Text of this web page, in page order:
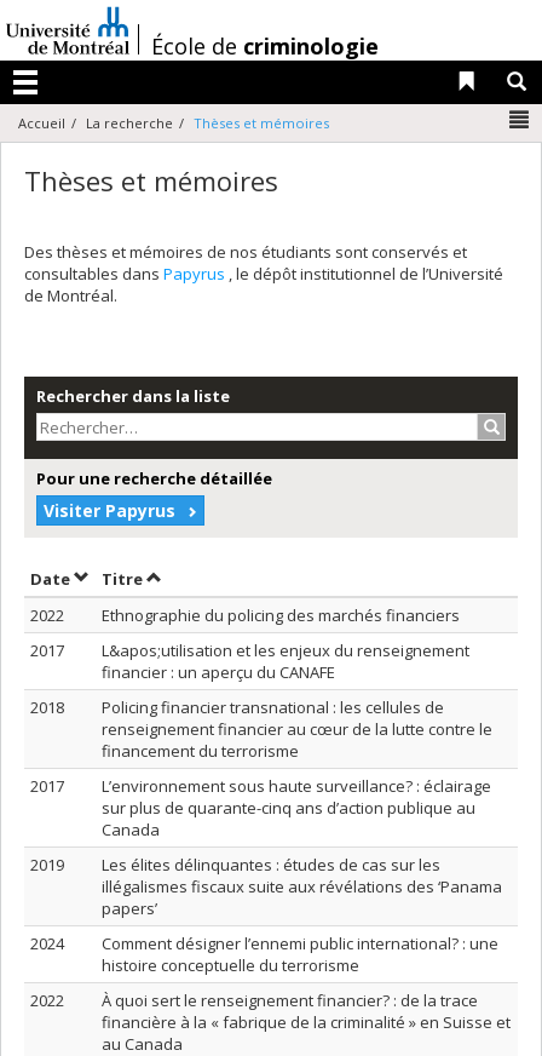
au
contenu
/École de criminologie
Menu
Liens
Accueil La recherche Thèses et mémoires
Thèses et mémoires
Des thèses et mémoires de nos étudiants sont conservés et
consultables dans Papyrus , le dépôt institutionnel de l’Université
de Montréal.
Rechercher dans la liste
Pour une recherche détaillée
Visiter Papyrus
DateTrier par date en ordre croissant
TitreTrier par titre en ordre croissant
2022
Ethnographie du policing des marchés financiers
2017
L&apos;utilisation et les enjeux du renseignement
financier : un aperçu du CANAFE
2018
Policing financier transnational : les cellules de
renseignement financier au cœur de la lutte contre le
financement du terrorisme
2017
L’environnement sous haute surveillance? : éclairage
sur plus de quarante-cinq ans d’action publique au
Canada
2019
Les élites délinquantes : études de cas sur les
illégalismes fiscaux suite aux révélations des ‘Panama
papers’
2024
Comment désigner l’ennemi public international? : une
histoire conceptuelle du terrorisme
2022
À quoi sert le renseignement financier? : de la trace
financière à la « fabrique de la criminalité » en Suisse et
au Canada